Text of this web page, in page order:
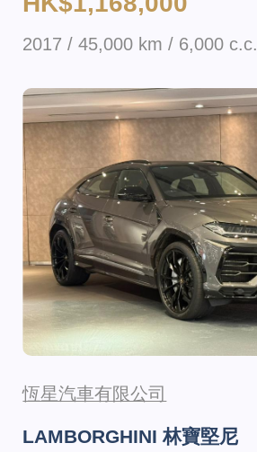
2017 / 45,000 km / 6,000 c.c.
恆星汽車有限公司
LAMBORGHINI 林寶堅尼